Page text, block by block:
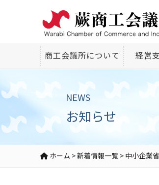
商工会議所について 経営
NEWS
お知らせ
ホーム >新着情報一覧 > 中小企業